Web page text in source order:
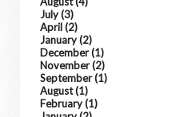
July(3)
April(2)
January(2)
December(1)
November(2)
September(1)
August(1)
February(1)